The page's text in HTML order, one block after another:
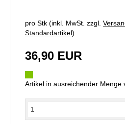
pro Stk (inkl. MwSt. zzgl.
Standardartikel)
36,90 EUR
Artikel in ausreichender Menge